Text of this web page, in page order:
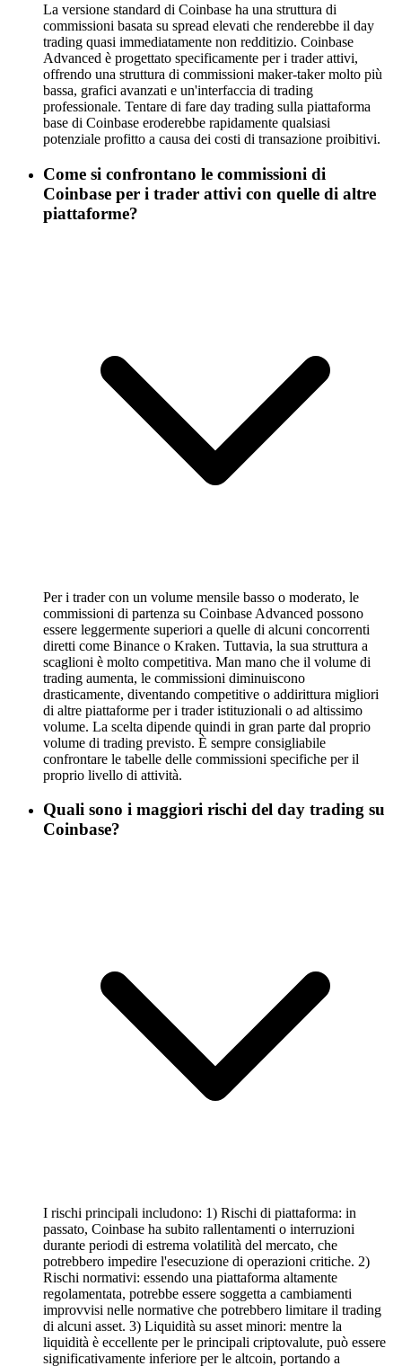
La versione standard di Coinbase ha una struttura di
commissioni basata su spread elevati che renderebbe il day
trading quasi immediatamente non redditizio. Coinbase
Advanced è progettato specificamente per i trader attivi,
offrendo una struttura di commissioni maker-taker molto più
bassa, grafici avanzati e un'interfaccia di trading
professionale. Tentare di fare day trading sulla piattaforma
base di Coinbase eroderebbe rapidamente qualsiasi
potenziale profitto a causa dei costi di transazione proibitivi.
Come si confrontano le commissioni di
Coinbase per i trader attivi con quelle di altre
piattaforme?
Per i trader con un volume mensile basso o moderato, le
commissioni di partenza su Coinbase Advanced possono
essere leggermente superiori a quelle di alcuni concorrenti
diretti come Binance o Kraken. Tuttavia, la sua struttura a
scaglioni è molto competitiva. Man mano che il volume di
trading aumenta, le commissioni diminuiscono
drasticamente, diventando competitive o addirittura migliori
di altre piattaforme per i trader istituzionali o ad altissimo
volume. La scelta dipende quindi in gran parte dal proprio
volume di trading previsto. È sempre consigliabile
confrontare le tabelle delle commissioni specifiche per il
proprio livello di attività.
Quali sono i maggiori rischi del day trading su
Coinbase?
I rischi principali includono: 1) Rischi di piattaforma: in
passato, Coinbase ha subito rallentamenti o interruzioni
durante periodi di estrema volatilità del mercato, che
potrebbero impedire l'esecuzione di operazioni critiche. 2)
Rischi normativi: essendo una piattaforma altamente
regolamentata, potrebbe essere soggetta a cambiamenti
improvvisi nelle normative che potrebbero limitare il trading
di alcuni asset. 3) Liquidità su asset minori: mentre la
liquidità è eccellente per le principali criptovalute, può essere
significativamente inferiore per le altcoin, portando a